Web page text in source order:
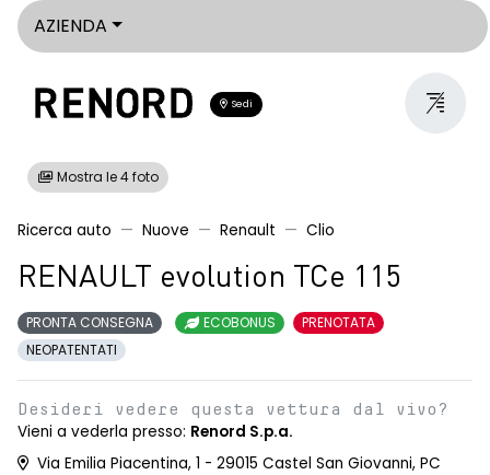
AZIENDA
Sedi
Mostra le 4 foto
Ricerca auto Nuove Renault Clio
RENAULT evolution TCe 115
PRONTA CONSEGNA ECOBONUS
PRENOTATA
NEOPATENTATI
Desideri vedere questa vettura dal vivo?
Vieni a vederla presso: Renord S.p.a.
Via Emilia Piacentina, 1 - 29015 Castel San Giovanni, PC